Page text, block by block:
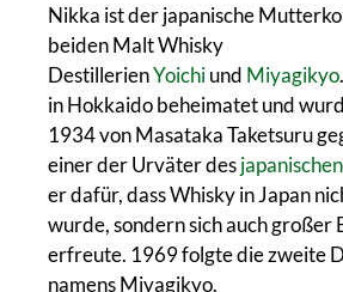
Nikka ist der japanische
beiden Malt Whisky
DestillerienYoichiund Miyagikyo
in Hokkaido beheimatet und
1934 von Masataka Taketsuru
einer der Urväter des
er dafür, dass Whisky in Japan
wurde, sondern sich auch großer
erfreute. 1969 folgte die zweite
namens Miyagikyo.